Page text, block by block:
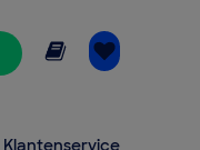
Online lezen
Klantenservice